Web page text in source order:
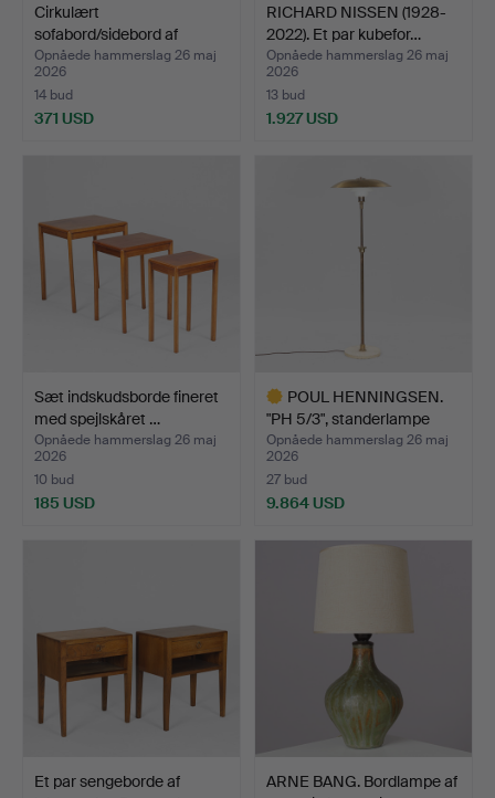
Cirkulært
sofabord/sidebord af
bejdset elm…
Opnåede hammerslag 26 maj
2026
14 bud
371 USD
RICHARD NISSEN (1928-
2022). Et par kubefor…
Opnåede hammerslag 26 maj
2026
13 bud
1.927 USD
Sæt indskudsborde fineret
med spejlskåret …
Opnåede hammerslag 26 maj
2026
10 bud
185 USD
POUL HENNINGSEN.
"PH 5/3", standerlampe
me…
Opnåede hammerslag 26 maj
2026
27 bud
9.864 USD
Et par sengeborde af
ARNE BANG. Bordlampe af